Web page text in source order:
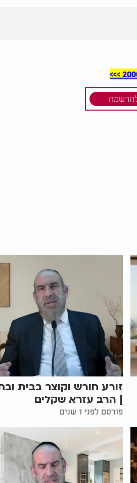
זורע חורש וקוצר בבית
| הרב עזרא שקלים
פורסם לפני 1 שנים